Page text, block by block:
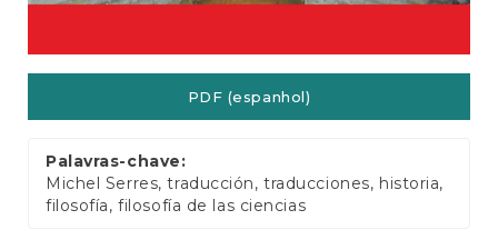
PDF (espanhol)
Palavras-chave:
Michel Serres, traducción, traducciones, historia,
filosofía, filosofía de las ciencias